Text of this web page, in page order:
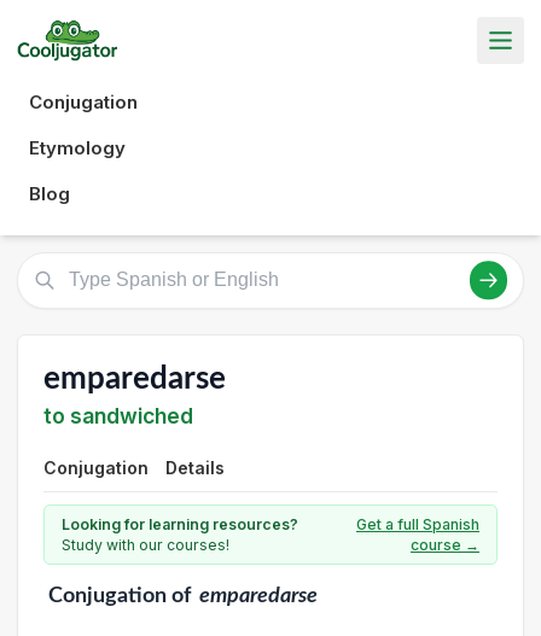
Conjugation
Etymology
Blog
emparedarse
to sandwiched
Conjugation Details
Looking for learning resources?
Study with our courses!
Get a full Spanish
course →
Conjugationof emparedarse